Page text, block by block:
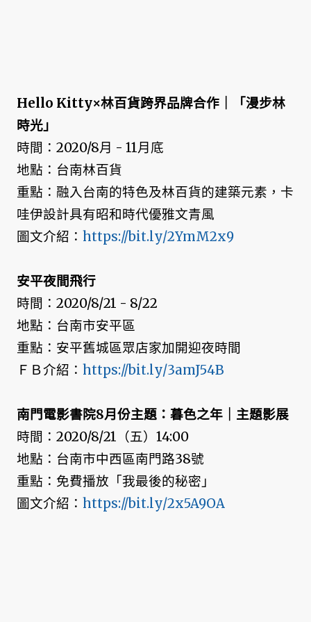
Hello Kitty×林百貨跨界品牌合作｜「漫步林
時光」
時間：2020/8月 - 11月底
地點：台南林百貨
重點：融入台南的特色及林百貨的建築元素，卡
哇伊設計具有昭和時代優雅文青風
圖文介紹： https://bit.ly/2YmM2x9
安平夜間飛行
時間：2020/8/21 - 8/22
地點：台南市安平區
重點：安平舊城區眾店家加開迎夜時間
ＦＢ介紹： https://bit.ly/3amJ54B
南門電影書院8月份主題：暮色之年｜主題影展
時間：2020/8/21（五）14:00
地點：台南市中西區南門路38號
重點：免費播放「我最後的秘密」
圖文介紹： https://bit.ly/2x5A9OA